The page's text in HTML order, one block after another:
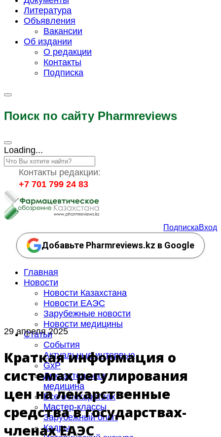
Литература
Объявления
Вакансии
Об издании
О редакции
Контакты
Подписка
Поиск по сайту Pharmreviews
Loading...
Контакты редакции:
+7 701 799 24 83
ПодпискаВход
Добавьте Pharmreviews.kz в Google
Главная
Новости
Новости Казахстана
Новости ЕАЭС
Зарубежные новости
Новости медицины
Статьи
События
Актуальные интервью
GxP
Доказательная
медицина
Все о лекарствах
Мастер-классы
Зарубежный опыт
Кадры
29 апреля 2025
Краткая информация о
системах регулирования
цен на лекарственные
средства в государствах-
членах ЕАЭС